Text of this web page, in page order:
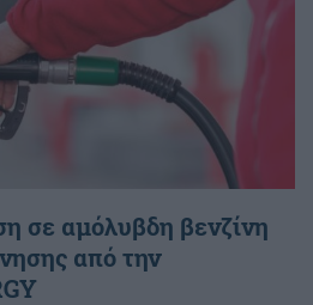
σε αμόλυβδη βενζίνη
από την